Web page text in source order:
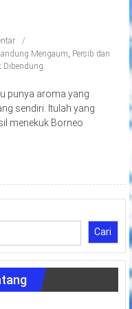
Mengaum Persib dan
Dibendung
punya aroma yang
sendiri. Itulah yang
menekuk Borneo
Cari